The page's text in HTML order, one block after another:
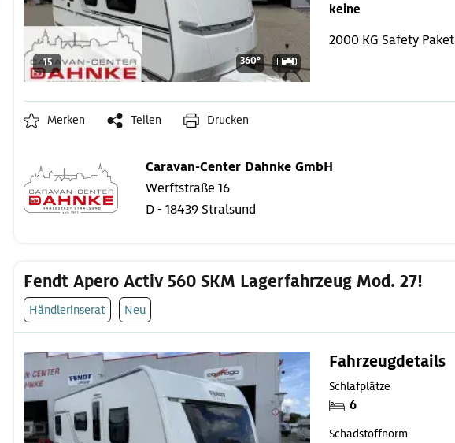
15 360°
keine
2000 KG Safety Paket
Merken Teilen Drucken
Caravan-Center Dahnke GmbH
Werftstraße 16
D - 18439 Stralsund
Fendt Apero Activ 560 SKM Lagerfahrzeug Mod. 27!
Händlerinserat Neu
Fahrzeugdetails
Schlafplätze
6
Schadstoffnorm